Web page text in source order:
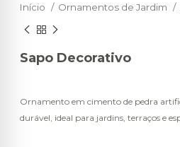
Início Ornamentos de Jardim
Sapo Decorativo
Ornamento em cimento de pedra
durável, ideal para jardins, terraços e